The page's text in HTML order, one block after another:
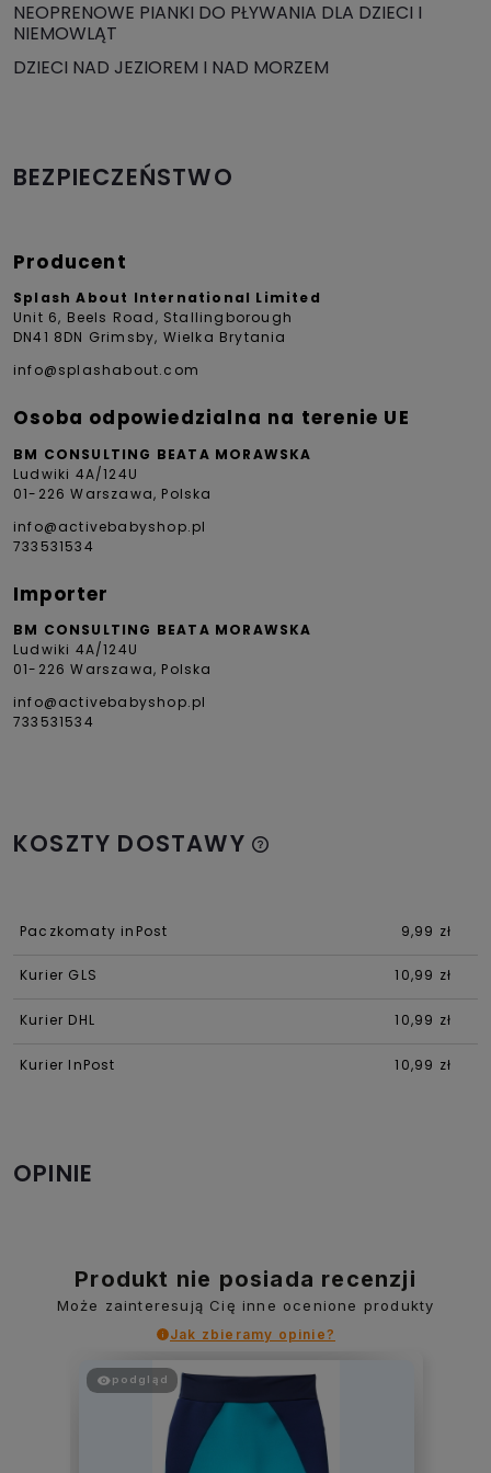
NEOPRENOWE PIANKI DO PŁYWANIA DLA DZIECI I
NIEMOWLĄT
DZIECI NAD JEZIOREM I NAD MORZEM
BEZPIECZEŃSTWO
Producent
Splash About International Limited
Unit 6, Beels Road, Stallingborough
DN41 8DN Grimsby, Wielka Brytania
info@splashabout.com
Osoba odpowiedzialna na terenie UE
BM CONSULTING BEATA MORAWSKA
Ludwiki 4A/124U
01-226 Warszawa, Polska
info@activebabyshop.pl
733531534
Importer
BM CONSULTING BEATA MORAWSKA
Ludwiki 4A/124U
01-226 Warszawa, Polska
info@activebabyshop.pl
733531534
KOSZTY DOSTAWY
Paczkomaty inPost 9,99 zł
Kurier GLS 10,99 zł
Kurier DHL 10,99 zł
Kurier InPost 10,99 zł
OPINIE
Produkt nie posiada recenzji
Może zainteresują Cię inne ocenione produkty
Jak zbieramy opinie?
podgląd